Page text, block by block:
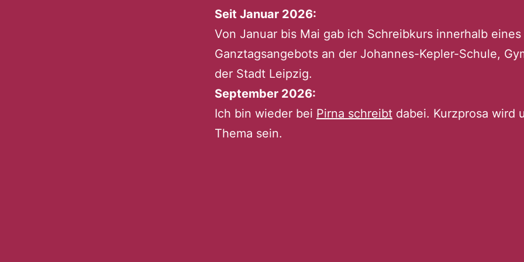
Seit Januar 2026:
Von Januar bis Mai gab ich Schreibkurs innerhalb eines
Ganztagsangebots an der Johannes-Kepler-Schule,
der Stadt Leipzig.
September 2026:
Ich bin wieder bei Pirna schreibt dabei. Kurzprosa wird
Thema sein.